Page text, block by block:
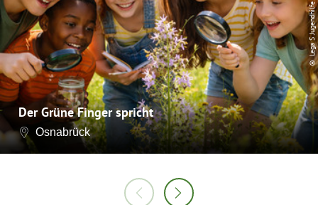
Der Grüne Finger spricht
Osnabrück
© Lega S Jugendhilfe